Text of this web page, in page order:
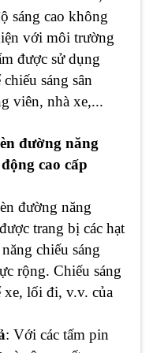
sáng cao không
với môi trường
được sử dụng
sáng sân
viên, nhà xe,...
đường năng
cao cấp
đường năng
trang bị các hạt
chiếu sáng
rộng. Chiếu sáng
xe, lối đi, v.v. của
: Với các tấm pin